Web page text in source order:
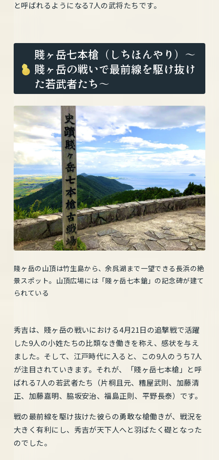
と呼ばれるようになる7人の武将たちです。
賤ヶ岳七本槍（しちほんやり）〜
賤ヶ岳の戦いで最前線を駆け抜け
た若武者たち〜
賤ヶ岳の山頂は竹生島から、余呉湖まで一望できる長浜の絶
景スポット。山頂広場には「賤ヶ岳七本鎗」の記念碑が建て
られている
秀吉は、賤ヶ岳の戦いにおける4月21日の追撃戦で活躍
した9人の小姓たちの比類なき働きを称え、感状を与え
ました。そして、江戸時代に入ると、この9人のうち7人
が注目されていきます。それが、「賤ヶ岳七本槍」と呼
ばれる7人の若武者たち（片桐且元、糟屋武則、加藤清
正、加藤嘉明、脇坂安治、福島正則、平野長泰）です。
戦の最前線を駆け抜けた彼らの勇敢な槍働きが、戦況を
大きく有利にし、秀吉が天下人へと羽ばたく礎となった
のでした。